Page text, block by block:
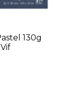
130g